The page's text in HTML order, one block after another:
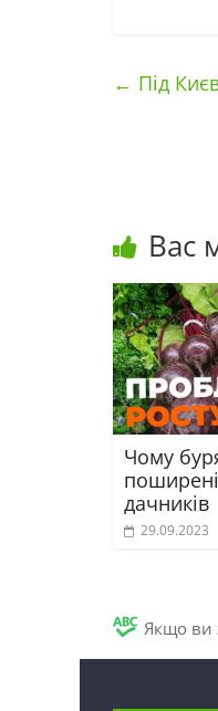
← Під
Вас
Чому
дачників
29.09.2023
Якщо ви